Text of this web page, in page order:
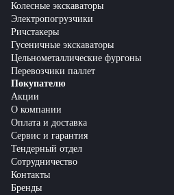
Колесные экскаваторы
Электропогрузчики
Ричстакеры
Гусеничные экскаваторы
Цельнометаллические фургоны
Перевозчики паллет
Покупателю
Акции
О компании
Оплата и доставка
Сервис и гарантия
Тендерный отдел
Сотрудничество
Контакты
Бренды